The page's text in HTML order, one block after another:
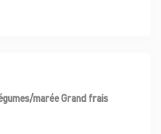
marée Grand frais